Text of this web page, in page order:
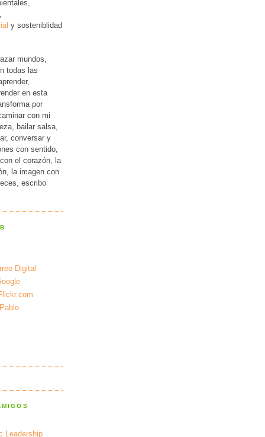
y sosteniblidad
mundos,
todas las
en esta
por
con mi
bailar salsa,
conversar y
con sentido,
el corazón, la
la imagen con
escribo
Digital
Leadership